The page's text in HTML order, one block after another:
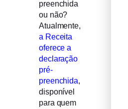
preenchida
ou não?
Atualmente,
a Receita
oferece a
declaração
pré-
preenchida,
disponível
para quem